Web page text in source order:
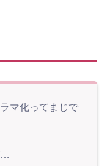
マ化ってまじで
…